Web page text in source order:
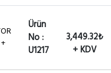
Ürün
No :
U1217
3,449.32₺
+ KDV